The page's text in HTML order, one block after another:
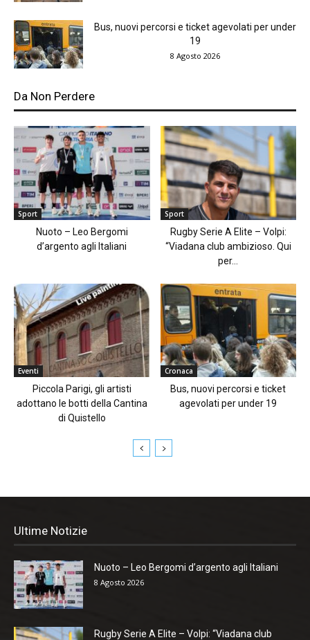
Bus, nuovi percorsi e ticket agevolati per under
19
8 Agosto 2026
Da Non Perdere
Sport
Nuoto – Leo Bergomi
d’argento agli Italiani
Sport
Rugby Serie A Elite – Volpi:
“Viadana club ambizioso. Qui
per...
Eventi
Piccola Parigi, gli artisti
adottano le botti della Cantina
di Quistello
Cronaca
Bus, nuovi percorsi e ticket
agevolati per under 19
Ultime Notizie
Nuoto – Leo Bergomi d’argento agli Italiani
8 Agosto 2026
Rugby Serie A Elite – Volpi: “Viadana club